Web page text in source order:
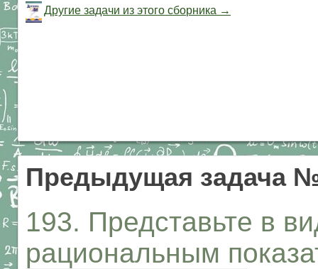
Другие задачи из этого сборника →
Предыдущая задача
193. Представьте в
рациональным